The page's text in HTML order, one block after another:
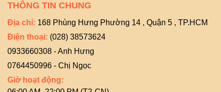
THÔNG TIN CHUNG
Địa chỉ: 168 Phùng Hưng Phường 14 , Quận 5 , TP.HCM
Điện thoại: (028) 38573624
0933660308 - Anh Hưng
0764450996 - Chị Ngọc
Giờ hoạt động: